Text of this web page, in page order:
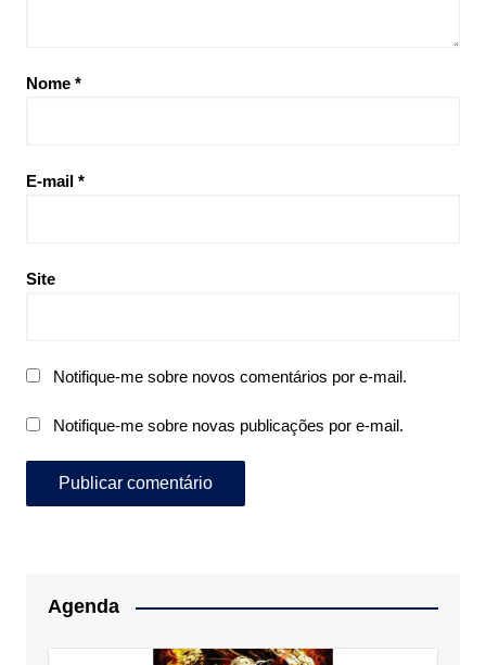
Nome *
E-mail *
Site
Notifique-me sobre novos comentários por e-mail.
Notifique-me sobre novas publicações por e-mail.
Agenda